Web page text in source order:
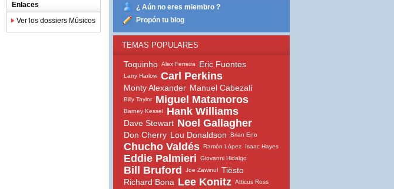
Enlaces
Ver los dossiers Músicos
¿ Aún no eres miembro ?
Propón tu blog
TEMAS POPULARES
Toquinho Alex Ferreira Eric Fuentes
Larry Harlow Carl Perkins
Monty Alexander Manuel Cabezalí
Billy Taylor Miguel Matamoros
Barney Kessel Hank Williams
Dave Stewart Noel Gallagher
Don Cherry Lou Donaldson Brian Eno
Chucho Valdés Ramón López Isaac Hayes
Eddie Palmieri Giovanni Hidalgo
Bill Bruford Joe Zawinul Tiësto
Richard Bona Lee Konitz Atticus Ross